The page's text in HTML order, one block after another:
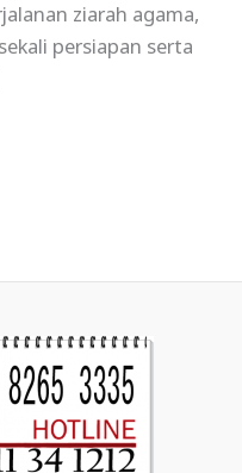
ziarah agama,
persiapan serta